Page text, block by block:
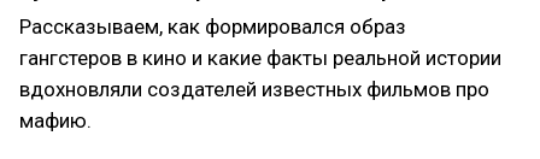
Рассказываем, как формировался образ
гангстеров в кино и какие факты реальной истории
вдохновляли создателей известных фильмов про
мафию.